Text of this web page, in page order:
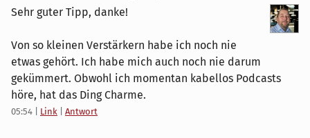
Sehr guter Tipp, danke!
Von so kleinen Verstärkern habe ich noch nie
etwas gehört. Ich habe mich auch noch nie darum
gekümmert. Obwohl ich momentan kabellos Podcasts
höre, hat das Ding Charme.
05:54 Link Antwort